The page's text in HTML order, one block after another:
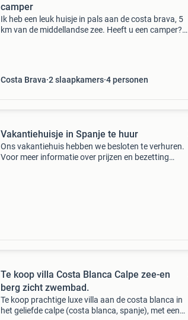
camper
Ik heb een leuk huisje in pals aan de costa brava, 5
km van de middellandse zee. Heeft u een camper?
Costa Brava 2 slaapkamers 4 personen
Vakantiehuisje in Spanje te huur
Ons vakantiehuis hebben we besloten te verhuren.
Voor meer informatie over prijzen en bezetting
Te koop villa Costa Blanca Calpe zee-en
berg zicht zwembad.
Te koop prachtige luxe villa aan de costa blanca in
het geliefde calpe (costa blanca, spanje), met een